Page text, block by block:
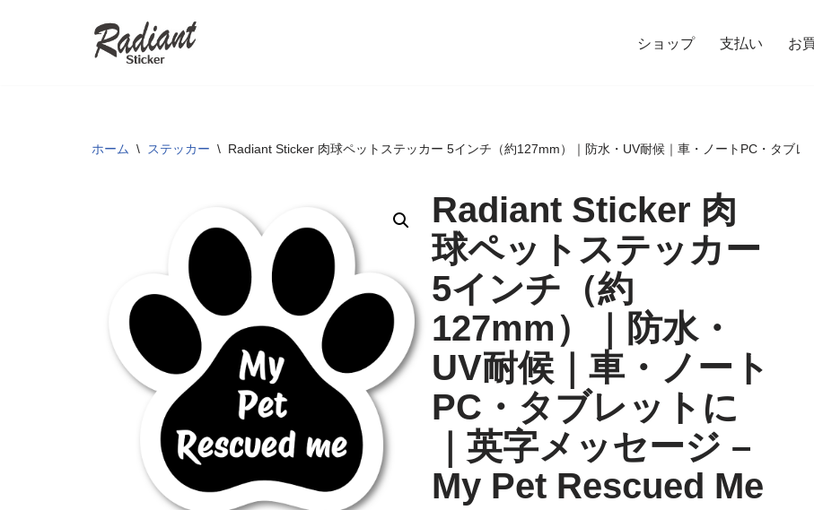
ショップ 支払い お
ホーム \ ステッカー \ Radiant Sticker 肉球ペットステッカー 5インチ（約127mm）｜防水・UV耐候｜車・ノートPC・タブレ
Radiant Sticker 肉
球ペットステッカー
5インチ（約
127mm）｜防水・
UV耐候｜車・ノート
PC・タブレットに
｜英字メッセージ –
My Pet Rescued Me